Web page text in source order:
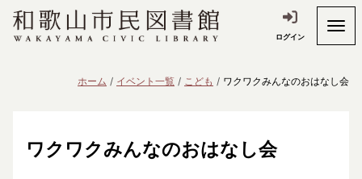
ログイン
ホーム イベント一覧 こども ワクワクみんなのおはなし会
ワクワクみんなのおはなし会